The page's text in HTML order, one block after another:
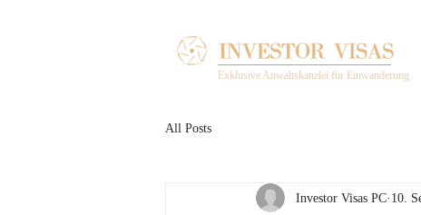
Exklusive Anwaltskanzlei für Einwanderung
All Posts
Investor Visas PC 10.